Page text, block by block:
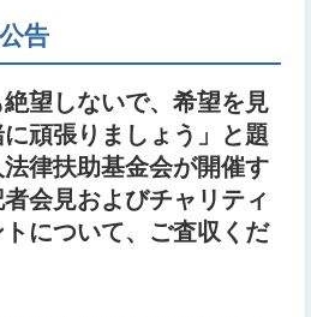
告
絶望しないで、希望を見
頑張りましょう」と題
律扶助基金会が開催す
会見およびチャリティ
について、ご査収くだ